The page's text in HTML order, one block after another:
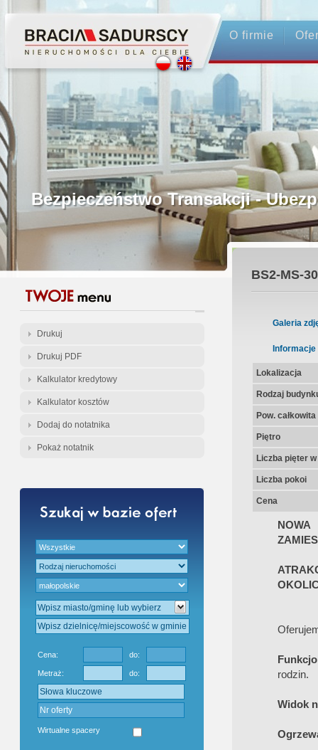
O firmie
Profesjonalne Pośrednictwo
Bezpieczeństwo Transakcji -
Licencjonowani Pośrednicy
Gwarancja Zwrotu Zadatku
Gratis - Przedwstępna Umowa
Drukuj
Drukuj PDF
Kalkulator kredytowy
Kalkulator kosztów
Dodaj do notatnika
Pokaż notatnik
Cena: do:
Metraż: do:
Wirtualne spacery
BS2-MS-
Galeria
Informacje
Lokalizacja
Rodzaj
Pow.
Piętro
Liczba pięter
Liczba pokoi
Cena
rodzin.
Widok